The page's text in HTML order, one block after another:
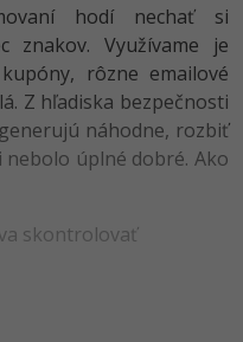
hodí nechať si
znakov. Využívame je
rôzne emailové
Z hľadiska bezpečnosti
náhodne, rozbiť
úplné dobré. Ako
skontrolovať